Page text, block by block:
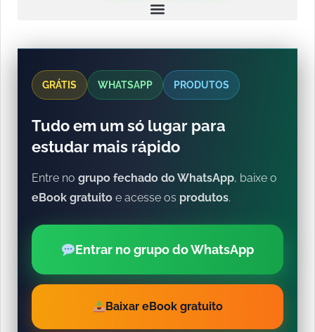
GRÁTIS WHATSAPP PRODUTOS
Tudo em um só lugar para
estudar mais rápido
Entre no grupo fechado do WhatsApp, baixe o
eBook gratuito e acesse os produtos.
Entrar no grupo do WhatsApp
Baixar eBook gratuito